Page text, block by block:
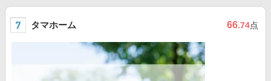
タマホーム 66.74点